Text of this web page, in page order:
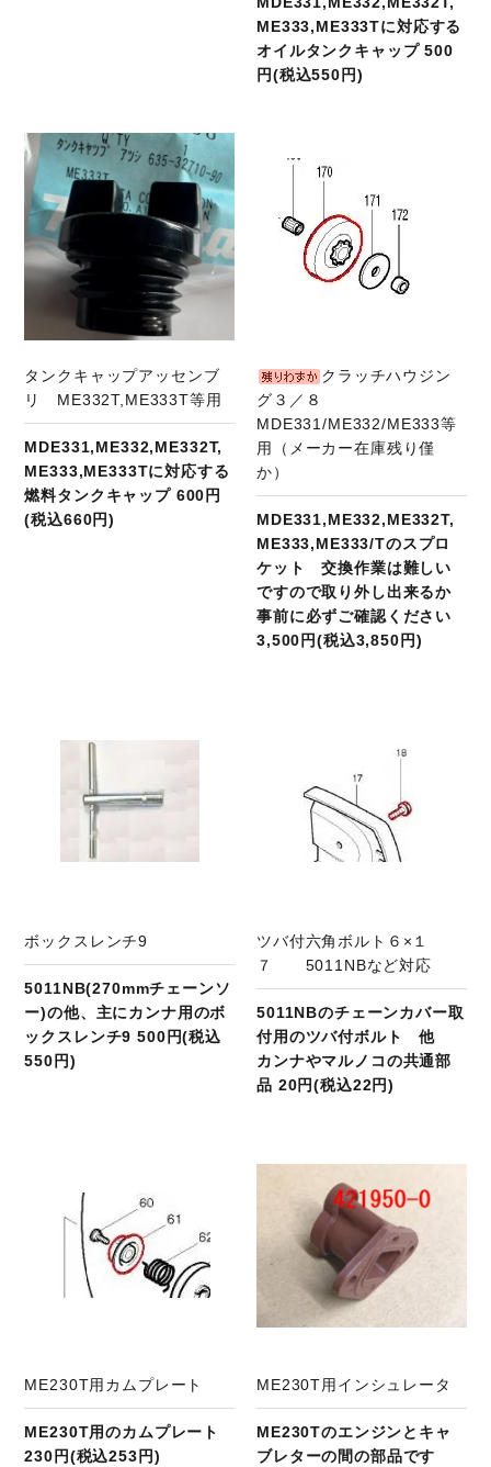
ME333,ME333Tに対応する
オイルタンクキャップ 500
円(税込550円)
タンクキャップアッセンブ
リ ME332T,ME333T等用
MDE331,ME332,ME332T,
ME333,ME333Tに対応する
燃料タンクキャップ 600円
(税込660円)
クラッチハウジン
グ３／８
MDE331/ME332/ME333等
用（メーカー在庫残り僅
か）
MDE331,ME332,ME332T,
ME333,ME333/Tのスプロ
ケット 交換作業は難しい
ですので取り外し出来るか
事前に必ずご確認ください
3,500円(税込3,850円)
商品ページへ
ボックスレンチ9
5011NB(270mmチェーンソ
ー)の他、主にカンナ用のボ
ックスレンチ9 500円(税込
550円)
ツバ付六角ボルト６×１
７ 5011NBなど対応
5011NBのチェーンカバー取
付用のツバ付ボルト 他
カンナやマルノコの共通部
品 20円(税込22円)
ME230T用カムプレート
ME230T用のカムプレート
230円(税込253円)
ME230T用インシュレータ
ME230Tのエンジンとキャ
ブレターの間の部品です